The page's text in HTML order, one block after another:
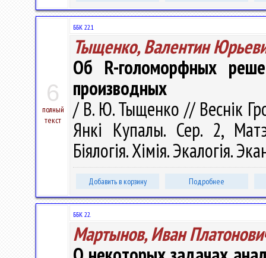
6
полный
текст
ББК 22.1
Тыщенко, Валентин
Об R-голоморфных
производных
/ В. Ю. Тыщенко // Веснік
Янкі Купалы. Сер. 2,
Біялогія. Хімія. Экалогія.
Добавить в корзину Подробнее
ББК 22.
Мартынов, Иван